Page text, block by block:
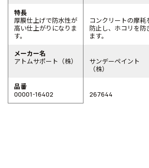
特長
厚膜仕上げで防水性が
高い仕上がりになりま
す。
コンクリートの摩耗
防止し、ホコリを防
ます。
メーカー名
アトムサポート（株）
サンデーペイント
（株）
品番
00001-16402
267644